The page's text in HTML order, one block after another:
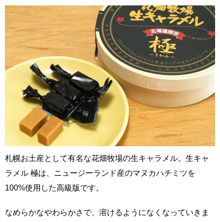
札幌お土産として有名な花畑牧場の生キャラメル。生キャ
ラメル 極は、ニュージーランド産のマヌカハチミツを
100%使用した高級版です。
なめらかなやわらかさで、溶けるようになくなっていきま